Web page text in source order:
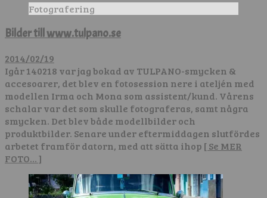
Fotografering
Bilder till www.tulpano.se
2014/02/19
Igår 140218 var jag bokad av TULPANO-smycken &
accesoarer, det blev en fotosession nere i ateljén med
modellen Irma och Mona som assistent/kund. Vårens
schalar var det som skulle fotograferas, samt några
smycken. Det blev både modellbilder och
produktbilder. Senare under eftermiddagen slutfördes
arbetet framför datorn, med att sätta ihop [ Se MER
FOTO… ]